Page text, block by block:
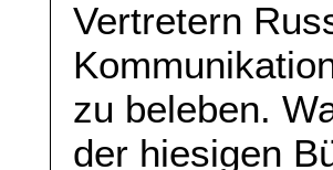
Vertretern
zu beleben.
der hiesigen